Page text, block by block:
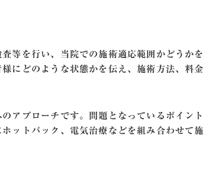
等を行い、当院での施術適応範囲かどうかを
にどのような状態かを伝え、施術方法、料金
アプローチです。問題となっているポイント
ットパック、電気治療などを組み合わせて施